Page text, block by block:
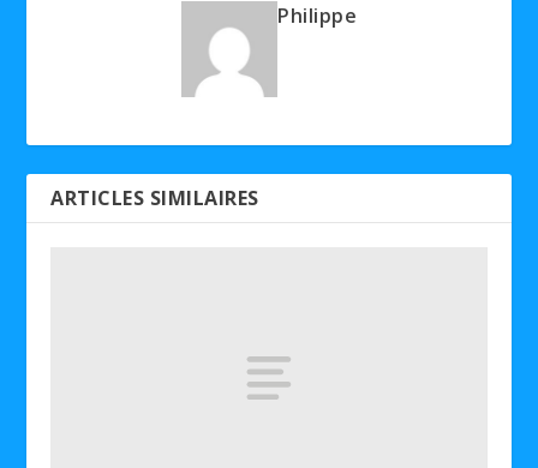
Philippe
ARTICLES SIMILAIRES